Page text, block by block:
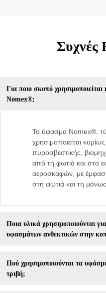
Συχνές
Για ποιο σκοπό
Nomex®;
Το ύφασμα Nomex®,
χρησιμοποιείται
πυροσβεστικής,
από τη φωτιά και στο
αεροσκαφών, με
στη φωτιά και τη
Ποια υλικά χρησιμοποιούνται
υφασμάτων ανθεκτικών στην
Πού χρησιμοποιούνται τα
τριβή;